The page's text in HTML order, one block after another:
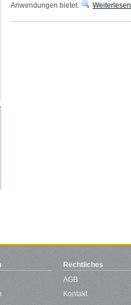
Anwendungen bietet.
Weiterlesen
Rechtliches
AGB
Kontakt